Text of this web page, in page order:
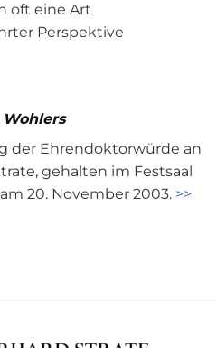
oft eine Art
Perspektive
der Ehrendoktorwürde an
gehalten im Festsaal
20. November 2003. >>